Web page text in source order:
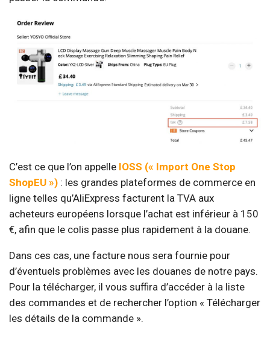
C’est ce que l’on appelle IOSS (« Import One Stop
ShopEU ») : les grandes plateformes de commerce en
ligne telles qu’AliExpress facturent la TVA aux
acheteurs européens lorsque l’achat est inférieur à 150
€, afin que le colis passe plus rapidement à la douane.
Dans ces cas, une facture nous sera fournie pour
d’éventuels problèmes avec les douanes de notre pays.
Pour la télécharger, il vous suffira d’accéder à la liste
des commandes et de rechercher l’option « Télécharger
les détails de la commande ».